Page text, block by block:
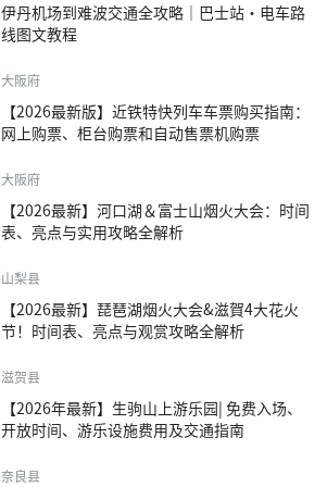
伊丹机场到难波交通全攻略｜巴士站・电车路
线图文教程
大阪府
【2026最新版】近铁特快列车车票购买指南：
网上购票、柜台购票和自动售票机购票
大阪府
【2026最新】河口湖＆富士山烟火大会：时间
表、亮点与实用攻略全解析
山梨县
【2026最新】琵琶湖烟火大会&滋賀4大花火
节！时间表、亮点与观赏攻略全解析
滋贺县
【2026年最新】生驹山上游乐园| 免费入场、
开放时间、游乐设施费用及交通指南
奈良县